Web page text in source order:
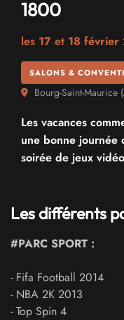
1800
les 17 et 18 février
SALONS &
Bourg-Saint-Maurice (
Les vacances
une bonne
soirée de jeux
Les différents
#PARC SPORT :
- Fifa Football 2014
- NBA 2K 2013
- Top Spin 4